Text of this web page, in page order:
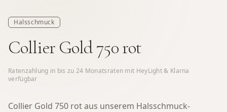
Halsschmuck
Collier Gold 750 rot
Ratenzahlung in bis zu 24 Monatsraten mit HeyLight & Klarna
verfügbar
Collier Gold 750 rot aus unserem Halsschmuck-